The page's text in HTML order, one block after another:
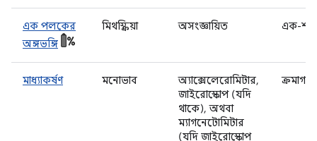
এক পলকের
অঙ্গভঙ্গি
মিথস্ক্রিয়া অসংজ্ঞায়িত এক-শট
মাধ্যাকর্ষণ মনোভাব
অ্যাক্সেলেরোমিটার,
জাইরোস্কোপ (যদি
থাকে), অথবা
ম্যাগনেটোমিটার
(যদি জাইরোস্কোপ
ক্রমাগত